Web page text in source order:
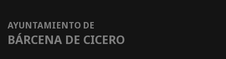
AYUNTAMIENTO DE
BÁRCENA DE CICERO